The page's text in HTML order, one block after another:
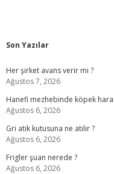
Sidebar
Son Yazılar
Her şirket avans verir mi ?
Ağustos 7, 2026
Hanefi mezhebinde köpek
Ağustos 6, 2026
Gri atık kutusuna ne atılır ?
Ağustos 6, 2026
Frigler şuan nerede ?
Ağustos 6, 2026